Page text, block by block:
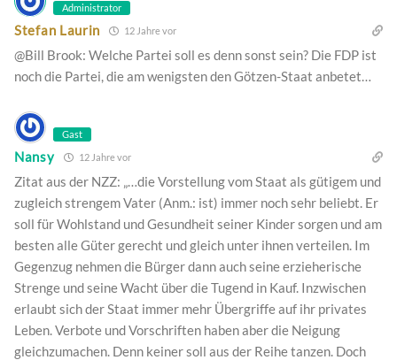
Administrator
Stefan Laurin 12 Jahre vor
@Bill Brook: Welche Partei soll es denn sonst sein? Die FDP ist
noch die Partei, die am wenigsten den Götzen-Staat anbetet…
Gast
Nansy 12 Jahre vor
Zitat aus der NZZ: „…die Vorstellung vom Staat als gütigem und
zugleich strengem Vater (Anm.: ist) immer noch sehr beliebt. Er
soll für Wohlstand und Gesundheit seiner Kinder sorgen und am
besten alle Güter gerecht und gleich unter ihnen verteilen. Im
Gegenzug nehmen die Bürger dann auch seine erzieherische
Strenge und seine Wacht über die Tugend in Kauf. Inzwischen
erlaubt sich der Staat immer mehr Übergriffe auf ihr privates
Leben. Verbote und Vorschriften haben aber die Neigung
gleichzumachen. Denn keiner soll aus der Reihe tanzen. Doch